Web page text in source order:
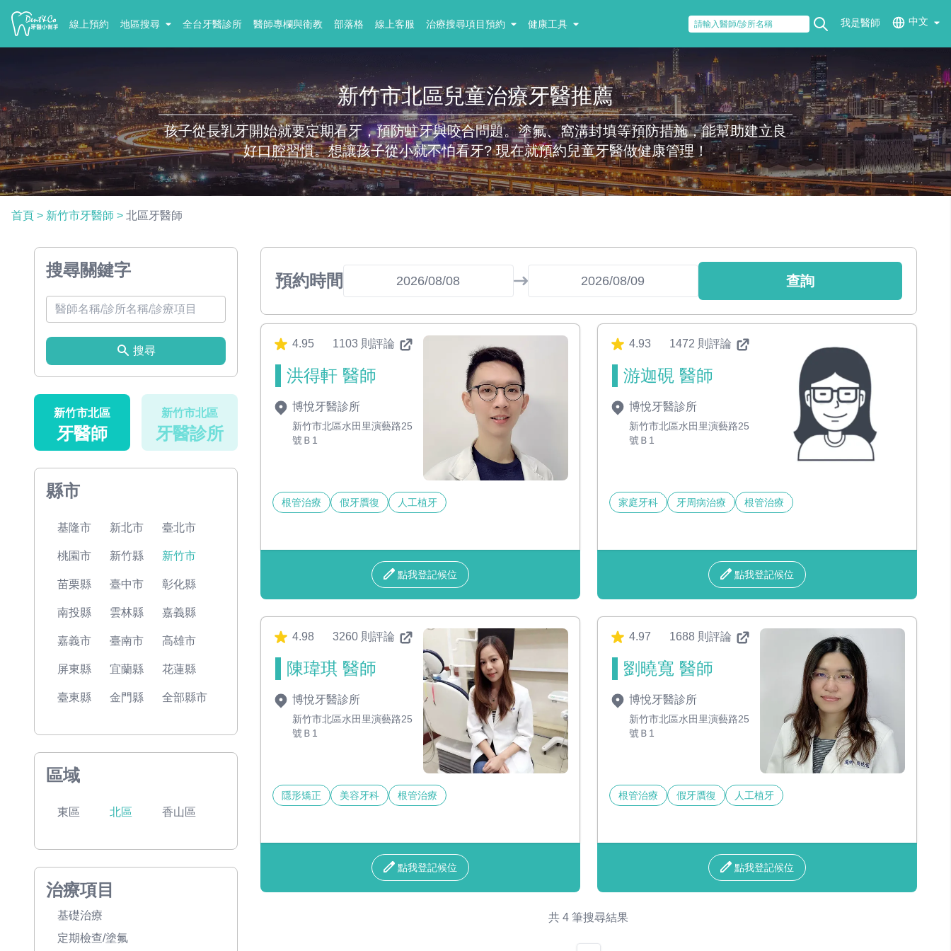
線上預約 地區搜尋 全台牙醫診所 醫師專欄與衛教 部落格 線上客服 治療搜尋項目預約 健康工具 我是醫師 中文
新竹市北區兒童治療牙醫推薦
孩子從長乳牙開始就要定期看牙，預防蛀牙與咬合問題。塗氟、窩溝封填等預防措施，能幫助建立良
好口腔習慣。想讓孩子從小就不怕看牙? 現在就預約兒童牙醫做健康管理！
首頁 > 新竹市牙醫師 > 北區牙醫師
搜尋關鍵字
搜尋
新竹市北區
牙醫師
新竹市北區
牙醫診所
縣市
基隆市 新北市 臺北市
桃園市 新竹縣 新竹市
苗栗縣 臺中市 彰化縣
南投縣 雲林縣 嘉義縣
嘉義市 臺南市 高雄市
屏東縣 宜蘭縣 花蓮縣
臺東縣 金門縣 全部縣市
區域
東區 北區 香山區
治療項目
基礎治療
定期檢查/塗氟
預約時間 查詢
4.95 1103 則評論
洪得軒 醫師
博悅牙醫診所
新竹市北區水田里演藝路25
號Ｂ1
根管治療 假牙贋復 人工植牙
點我登記候位
4.93 1472 則評論
游迦硯 醫師
博悅牙醫診所
新竹市北區水田里演藝路25
號Ｂ1
家庭牙科 牙周病治療 根管治療
點我登記候位
4.98 3260 則評論
陳瑋琪 醫師
博悅牙醫診所
新竹市北區水田里演藝路25
號Ｂ1
隱形矯正 美容牙科 根管治療
點我登記候位
4.97 1688 則評論
劉曉寬 醫師
博悅牙醫診所
新竹市北區水田里演藝路25
號Ｂ1
根管治療 假牙贋復 人工植牙
點我登記候位
共 4 筆搜尋結果